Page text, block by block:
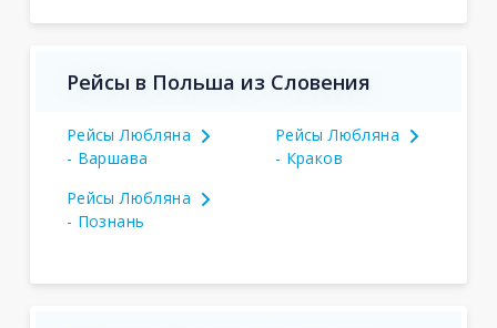
Рейсы в Польша из Словения
Рейсы Любляна
- Варшава
Рейсы Любляна
- Краков
Рейсы Любляна
- Познань